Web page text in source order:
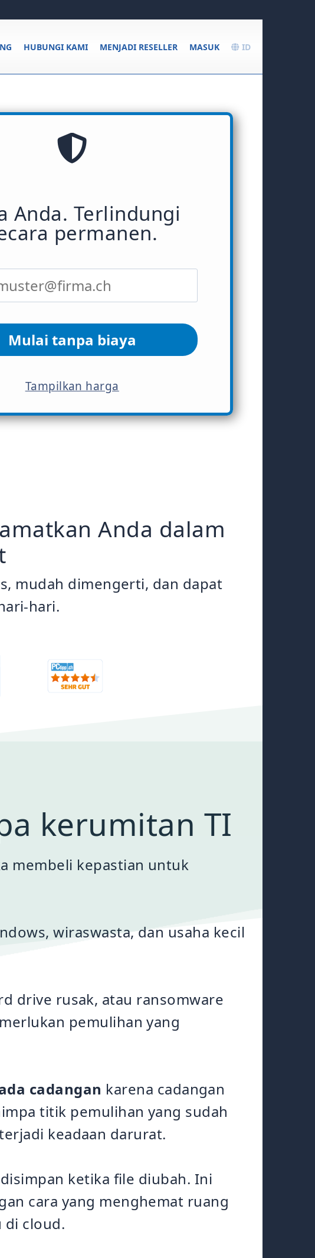
ID
MASUK
MENJADI RESELLER
HUBUNGI KAMI
Anda. Terlindungi
permanen.
Mulai tanpa biaya
Tampilkan harga
Anda dalam
mudah dimengerti, dan dapat
hari.
kerumitan TI
membeli kepastian untuk
wiraswasta, dan usaha kecil
drive rusak, atau ransomware
pemulihan yang
cadangan karena cadangan
titik pemulihan yang sudah
keadaan darurat.
ketika file diubah. Ini
cara yang menghemat ruang
di cloud.